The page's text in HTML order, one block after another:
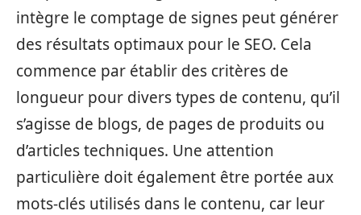
intègre le comptage de signes peut générer
des résultats optimaux pour le SEO. Cela
commence par établir des critères de
longueur pour divers types de contenu, qu’il
s’agisse de blogs, de pages de produits ou
d’articles techniques. Une attention
particulière doit également être portée aux
mots-clés utilisés dans le contenu, car leur